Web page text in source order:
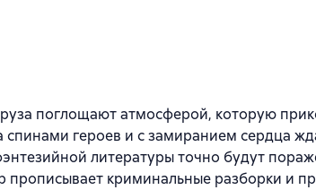
поглощают атмосферой, которую
спинами героев и с замиранием сердца
литературы точно будут
прописывает криминальные разборки и